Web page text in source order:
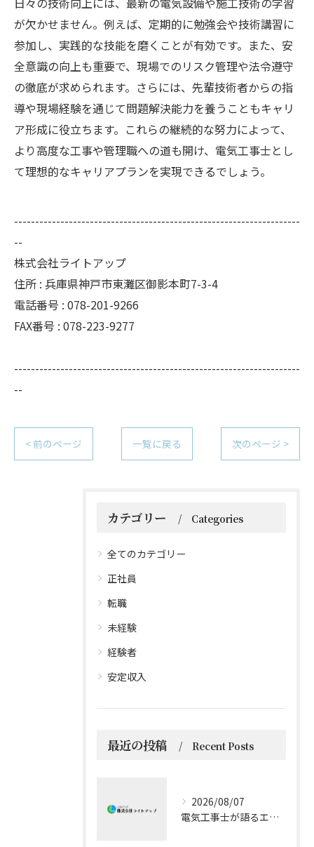
が欠かせません。例えば、定期的に勉強会や技術講習に
参加し、実践的な技能を磨くことが有効です。また、安
全意識の向上も重要で、現場でのリスク管理や法令遵守
の徹底が求められます。さらには、先輩技術者からの指
導や現場経験を通じて問題解決能力を養うこともキャリ
ア形成に役立ちます。これらの継続的な努力によって、
より高度な工事や管理職への道も開け、電気工事士とし
て理想的なキャリアプランを実現できるでしょう。
--------------------------------------------------------------------
--
株式会社ライトアップ
住所 : 兵庫県神戸市東灘区御影本町7-3-4
電話番号 : 078-201-9266
FAX番号 : 078-223-9277
--------------------------------------------------------------------
--
< 前のページ 一覧に戻る 次のページ >
カテゴリー Categories
全てのカテゴリー
正社員
転職
未経験
経験者
安定収入
最近の投稿 Recent Posts
2026/08/07
電気工事士が語るエアコン技術の極意